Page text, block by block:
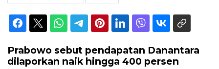
Prabowo sebut pendapatan Danantara
dilaporkan naik hingga 400 persen